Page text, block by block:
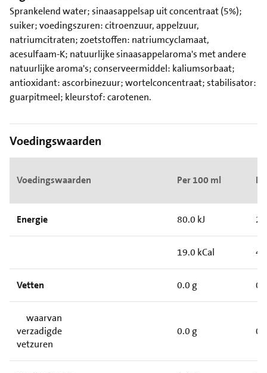
Sprankelend water; sinaasappelsap uit concentraat (5%);
suiker; voedingszuren: citroenzuur, appelzuur,
natriumcitraten; zoetstoffen: natriumcyclamaat,
acesulfaam-K; natuurlijke sinaasappelaroma's met andere
natuurlijke aroma's; conserveermiddel: kaliumsorbaat;
antioxidant: ascorbinezuur; wortelconcentraat; stabilisator:
guarpitmeel; kleurstof: carotenen.
Voedingswaarden
Voedingswaarden Per 100 ml
Energie 80.0 kJ
19.0 kCal
Vetten 0.0 g
waarvan
verzadigde
vetzuren
0.0 g